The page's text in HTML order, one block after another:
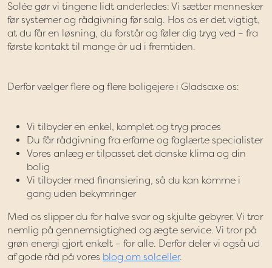
Solée gør vi tingene lidt anderledes: Vi sætter mennesker
før systemer og rådgivning før salg. Hos os er det vigtigt,
at du får en løsning, du forstår og føler dig tryg ved – fra
første kontakt til mange år ud i fremtiden.
Derfor vælger flere og flere boligejere i Gladsaxe os:
Vi tilbyder en enkel, komplet og tryg proces
Du får rådgivning fra erfarne og faglærte specialister
Vores anlæg er tilpasset det danske klima og din
bolig
Vi tilbyder med finansiering, så du kan komme i
gang uden bekymringer
Med os slipper du for halve svar og skjulte gebyrer. Vi tror
nemlig på gennemsigtighed og ægte service. Vi tror på
grøn energi gjort enkelt – for alle. Derfor deler vi også ud
af gode råd på vores blog om solceller.